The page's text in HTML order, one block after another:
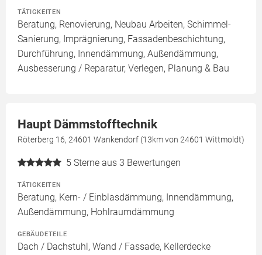
TÄTIGKEITEN
Beratung, Renovierung, Neubau Arbeiten, Schimmel-
Sanierung, Imprägnierung, Fassadenbeschichtung,
Durchführung, Innendämmung, Außendämmung,
Ausbesserung / Reparatur, Verlegen, Planung & Bau
Haupt Dämmstofftechnik
Röterberg 16, 24601 Wankendorf (13km von 24601 Wittmoldt)
5 Sterne aus 3 Bewertungen
TÄTIGKEITEN
Beratung, Kern- / Einblasdämmung, Innendämmung,
Außendämmung, Hohlraumdämmung
GEBÄUDETEILE
Dach / Dachstuhl, Wand / Fassade, Kellerdecke